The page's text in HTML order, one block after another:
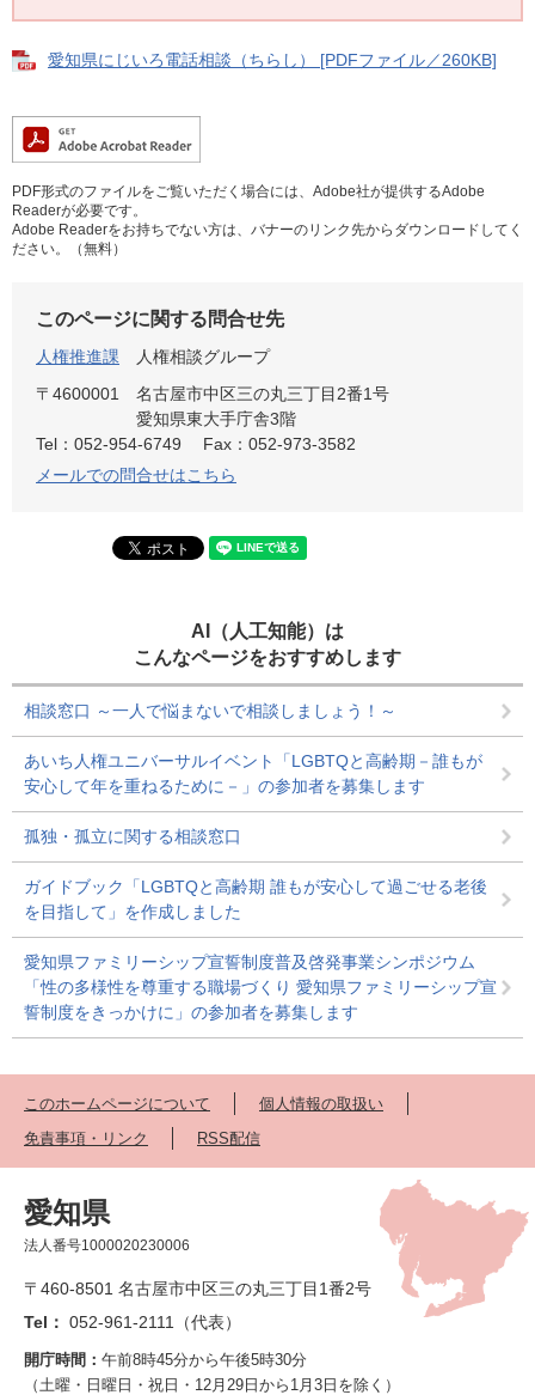
愛知県にじいろ電話相談（ちらし） [PDFファイル／260KB]
PDF形式のファイルをご覧いただく場合には、Adobe社が提供するAdobe
Readerが必要です。
Adobe Readerをお持ちでない方は、バナーのリンク先からダウンロードしてく
ださい。（無料）
このページに関する問合せ先
人権推進課
人権相談グループ
〒4600001
名古屋市中区三の丸三丁目2番1号
愛知県東大手庁舎3階
Tel：052-954-6749
Fax：052-973-3582
メールでの問合せはこちら
AI（人工知能）は
こんなページをおすすめします
相談窓口 ～一人で悩まないで相談しましょう！～
あいち人権ユニバーサルイベント「LGBTQと高齢期－誰もが
安心して年を重ねるために－」の参加者を募集します
孤独・孤立に関する相談窓口
ガイドブック「LGBTQと高齢期 誰もが安心して過ごせる老後
を目指して」を作成しました
愛知県ファミリーシップ宣誓制度普及啓発事業シンポジウム
「性の多様性を尊重する職場づくり 愛知県ファミリーシップ宣
誓制度をきっかけに」の参加者を募集します
このホームページについて
個人情報の取扱い
免責事項・リンク
RSS配信
愛知県
法人番号1000020230006
〒460-8501 名古屋市中区三の丸三丁目1番2号
Tel： 052-961-2111（代表）
開庁時間： 午前8時45分から午後5時30分
（土曜・日曜日・祝日・12月29日から1月3日を除く）